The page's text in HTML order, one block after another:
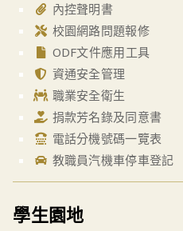
內控聲明書
校園網路問題報修
ODF文件應用工具
資通安全管理
職業安全衛生
捐款芳名錄及同意書
電話分機號碼一覽表
教職員汽機車停車登記
學生園地